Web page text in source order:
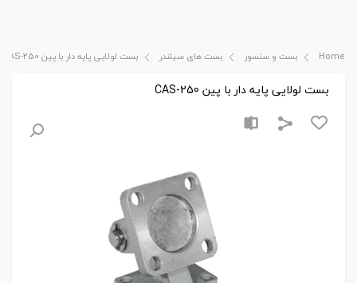
Home بست و سنسور بست های سیلندر بست لولایی پایه دار با پین CAS-250
بست لولایی پایه دار با پین CAS-250